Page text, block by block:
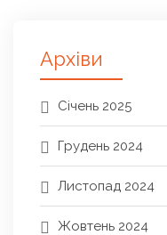
Архіви
Січень 2025
Грудень 2024
Листопад 2024
Жовтень 2024